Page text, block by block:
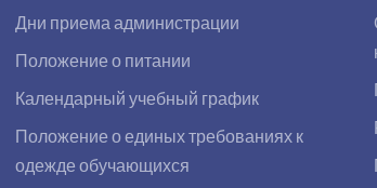
Дни приема администрации
Положение о питании
Календарный учебный график
Положение о единых требованиях к
одежде обучающихся